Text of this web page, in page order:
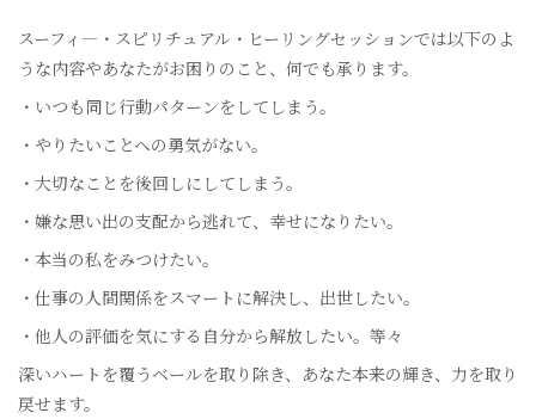
スーフィ―・スピリチュアル・ヒーリングセッションでは以下のよ
うな内容やあなたがお困りのこと、何でも承ります。
・いつも同じ行動パターンをしてしまう。
・やりたいことへの勇気がない。
・大切なことを後回しにしてしまう。
・嫌な思い出の支配から逃れて、幸せになりたい。
・本当の私をみつけたい。
・仕事の人間関係をスマートに解決し、出世したい。
・他人の評価を気にする自分から解放したい。等々
深いハートを覆うベールを取り除き、あなた本来の輝き、力を取り
戻せます。